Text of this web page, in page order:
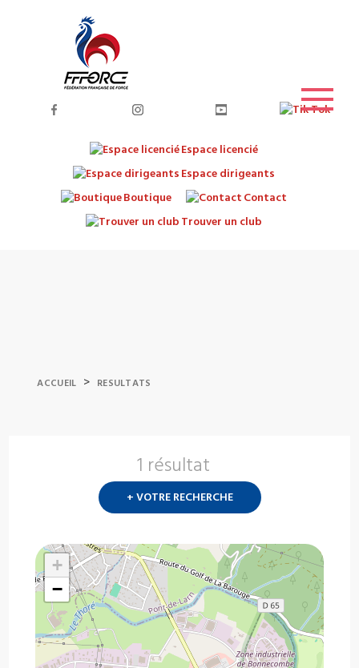
Espace licencié
Espace dirigeants
Boutique
Contact
Trouver un club
ACCUEIL > RESULTATS
1 résultat
+ VOTRE RECHERCHE
+
−